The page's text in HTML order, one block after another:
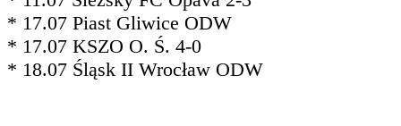
* 17.07 Piast Gliwice ODW
* 17.07 KSZO O. Ś. 4-0
* 18.07 Śląsk II Wrocław ODW